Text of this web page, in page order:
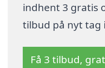
indhent 3 gratis
tilbud på nyt tag
Få 3 tilbud,